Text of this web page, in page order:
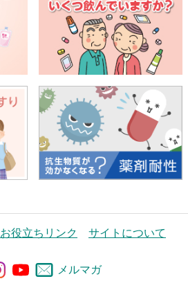
お役立ちリンク サイトについて
メルマガ